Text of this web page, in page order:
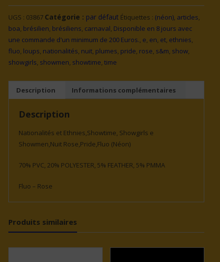
LOUP
NEON
ROSE
BRESIL
AVEC
PAILLETTES
PLUMES
UGS : 03867 Catégorie : par défaut Étiquettes : (néon), articles,
boa, brésilien, brésiliens, carnaval, Disponible en 8 jours avec
une commande d'un minimum de 200 Euros., e, en, et, ethnies,
fluo, loups, nationalités, nuit, plumes, pride, rose, s&m, show,
showgirls, showmen, showtime,time
Description Informations complémentaires
Description
Nationalités et Ethnies,Showtime, Showgirls e
Showmen,Nuit Rose,Pride,Fluo (Néon)
70% PVC, 20% POLYESTER, 5% FEATHER, 5% PMMA
Fluo – Rose
Produits similaires